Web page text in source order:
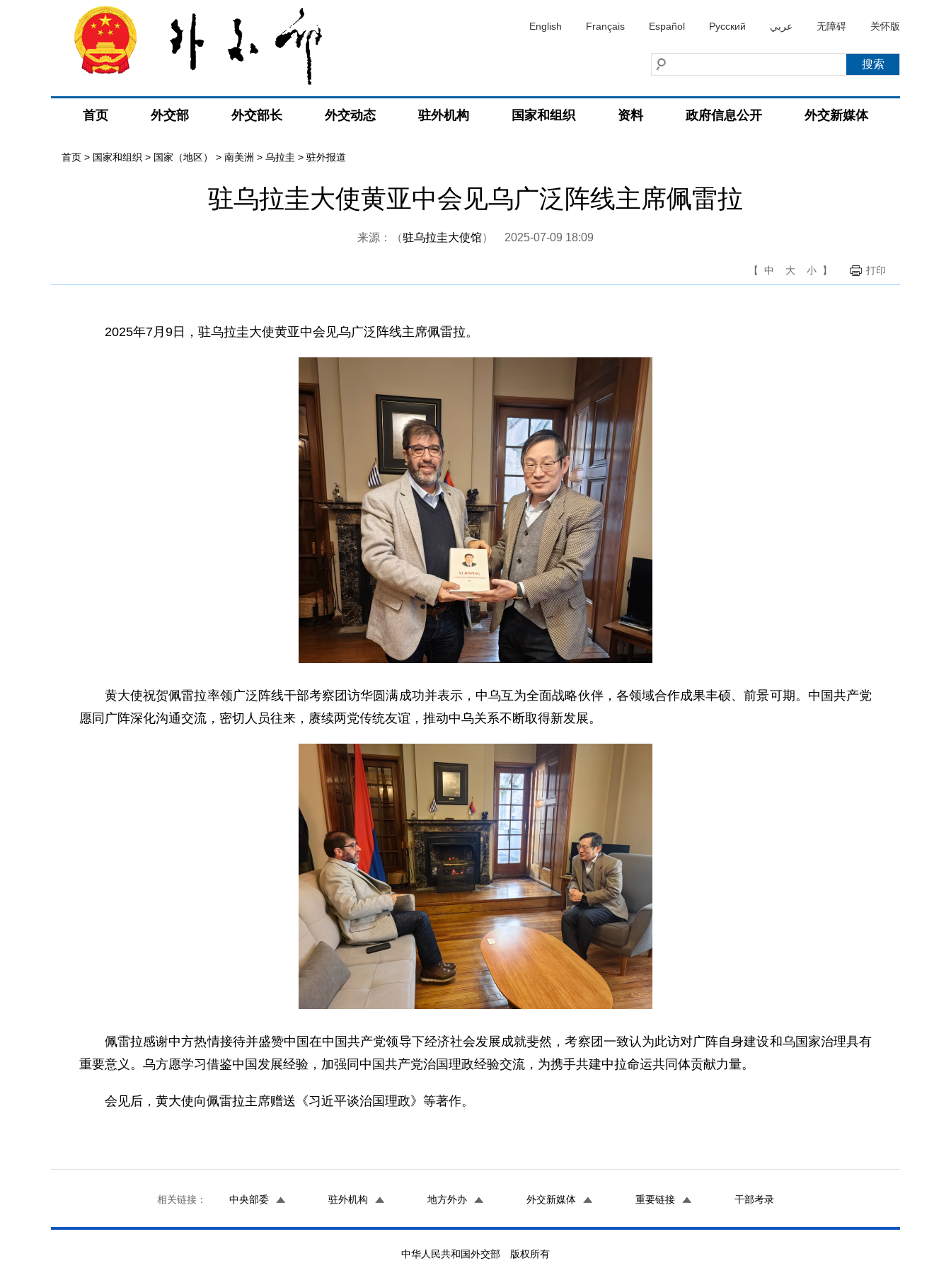
English Français Español Русский عربي 无障碍 关怀版
首页 外交部 外交部长 外交动态 驻外机构 国家和组织 资料 政府信息公开 外交新媒体
首页 > 国家和组织 > 国家（地区） > 南美洲 > 乌拉圭 > 驻外报道
驻乌拉圭大使黄亚中会见乌广泛阵线主席佩雷拉
来源：（驻乌拉圭大使馆） 2025-07-09 18:09
【 中 大 小 】 打印
2025年7月9日，驻乌拉圭大使黄亚中会见乌广泛阵线主席佩雷拉。
黄大使祝贺佩雷拉率领广泛阵线干部考察团访华圆满成功并表示，中乌互为全面战略伙伴，各领域合作成果丰硕、前景可期。中国共产党
愿同广阵深化沟通交流，密切人员往来，赓续两党传统友谊，推动中乌关系不断取得新发展。
佩雷拉感谢中方热情接待并盛赞中国在中国共产党领导下经济社会发展成就斐然，考察团一致认为此访对广阵自身建设和乌国家治理具有
重要意义。乌方愿学习借鉴中国发展经验，加强同中国共产党治国理政经验交流，为携手共建中拉命运共同体贡献力量。
会见后，黄大使向佩雷拉主席赠送《习近平谈治国理政》等著作。
相关链接： 中央部委 驻外机构 地方外办 外交新媒体 重要链接 干部考录
中华人民共和国外交部 版权所有